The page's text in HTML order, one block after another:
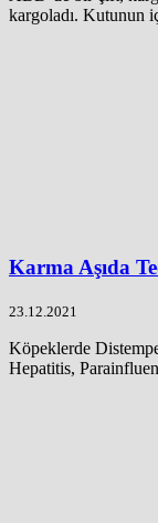
kargoladı. Kutunun
Karma Aşıda
23.12.2021
Köpeklerde
Hepatitis,